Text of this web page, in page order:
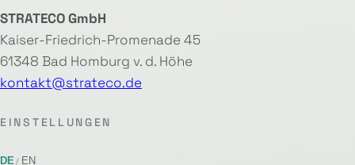
STRATECO GmbH
Kaiser-Friedrich-Promenade 45
61348 Bad Homburg v. d. Höhe
kontakt@strateco.de
EINSTELLUNGEN
DE EN